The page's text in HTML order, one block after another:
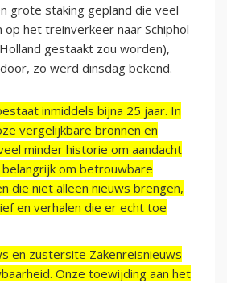
grote staking gepland die veel
op het treinverkeer naar Schiphol
gestaakt zou worden),
zo werd dinsdag bekend.
inmiddels bijna 25 jaar. In
vergelijkbare bronnen en
minder historie om aandacht
om betrouwbare
die niet alleen nieuws brengen,
en verhalen die er echt toe
en zustersite Zakenreisnieuws
Onze toewijding aan het